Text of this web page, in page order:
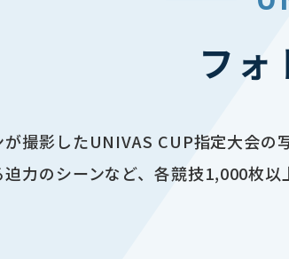
フォ
撮影したUNIVAS CUP指定大会
力のシーンなど、各競技1,000枚